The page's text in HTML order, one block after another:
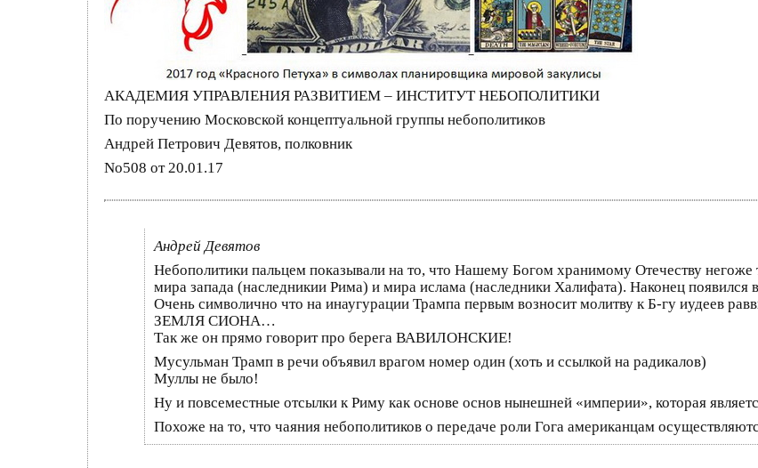
АКАДЕМИЯ УПРАВЛЕНИЯ РАЗВИТИЕМ – ИНСТИТУТ НЕБОПОЛИТИКИ
По поручению Московской концептуальной группы небополитиков
Андрей Петрович Девятов, полковник
No508 от 20.01.17
Андрей Девятов
Небополитики пальцем показывали на то, что Нашему Богом хранимому Отечеству негоже
мира запада (наследникии Рима) и мира ислама (наследники Халифата). Наконец появился
Очень символично что на инаугурации Трампа первым возносит молитву к Б-гу иудеев
ЗЕМЛЯ СИОНА…
Так же он прямо говорит про берега ВАВИЛОНСКИЕ!
Мусульман Трамп в речи объявил врагом номер один (хоть и ссылкой на радикалов)
Муллы не было!
Ну и повсеместные отсылки к Риму как основе основ нынешней «империи», которая
Похоже на то, что чаяния небополитиков о передаче роли Гога американцам